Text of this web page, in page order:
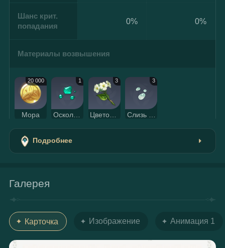
Шанс крит.
попадания
0% 0%
Материалы возвышения
20 000
Мора
1
Осколок бирюзы Вайюда
3 3
Подробнее
Галерея
Карточка Изображение Анимация 1